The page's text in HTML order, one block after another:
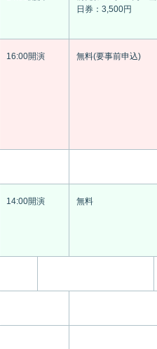
日券：3,500円
16:00開演 無料(要事前申込)
14:00開演 無料